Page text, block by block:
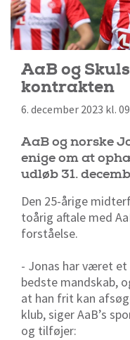
AaB og
kontrakten
6. december 2023 kl.
AaB og norske
enige om at
udløb 31.
Den 25-årige
toårig aftale med
forståelse.
- Jonas har været
bedste mandskab,
at han frit kan
klub, siger AaB’s
og tilføjer: